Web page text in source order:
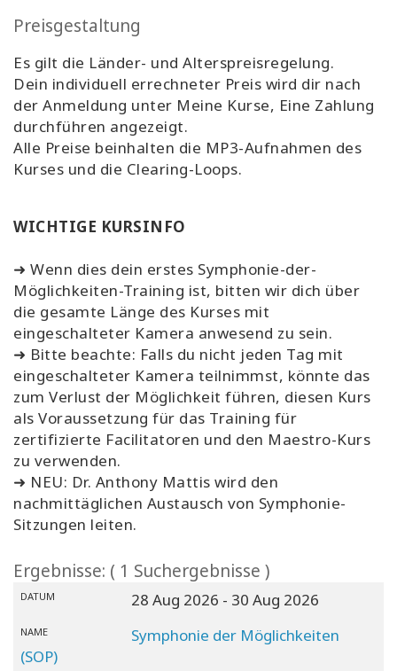
Preisgestaltung
Es gilt die Länder- und Alterspreisregelung.
Dein individuell errechneter Preis wird dir nach
der Anmeldung unter Meine Kurse, Eine Zahlung
durchführen angezeigt.
Alle Preise beinhalten die MP3-Aufnahmen des
Kurses und die Clearing-Loops.
WICHTIGE KURSINFO
➜ Wenn dies dein erstes Symphonie-der-
Möglichkeiten-Training ist, bitten wir dich über
die gesamte Länge des Kurses mit
eingeschalteter Kamera anwesend zu sein.
➜ Bitte beachte: Falls du nicht jeden Tag mit
eingeschalteter Kamera teilnimmst, könnte das
zum Verlust der Möglichkeit führen, diesen Kurs
als Voraussetzung für das Training für
zertifizierte Facilitatoren und den Maestro-Kurs
zu verwenden.
➜ NEU: Dr. Anthony Mattis wird den
nachmittäglichen Austausch von Symphonie-
Sitzungen leiten.
Ergebnisse: ( 1 Suchergebnisse )
DATUM 28 Aug 2026 - 30 Aug 2026
NAME
Symphonie der Möglichkeiten
(SOP)